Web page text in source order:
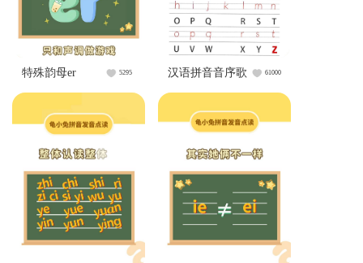
特殊韵母er 5295 汉语拼音音序歌 61000